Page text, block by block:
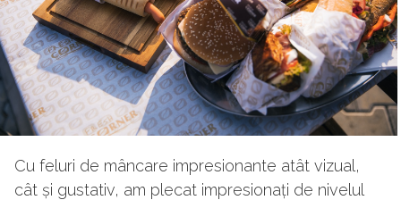
Cu feluri de mâncare impresionante atât vizual,
cât și gustativ, am plecat impresionați de nivelul